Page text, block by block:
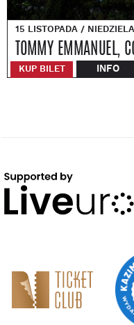
15 LISTOPADA / NIEDZIELA
TOMMY EMMANUEL,
KUP BILET INFO